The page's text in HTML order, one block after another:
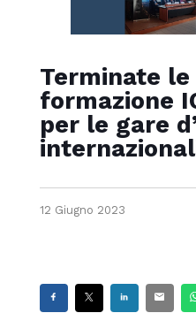
Terminate
formazione
per le gare
12 Giugno 2023